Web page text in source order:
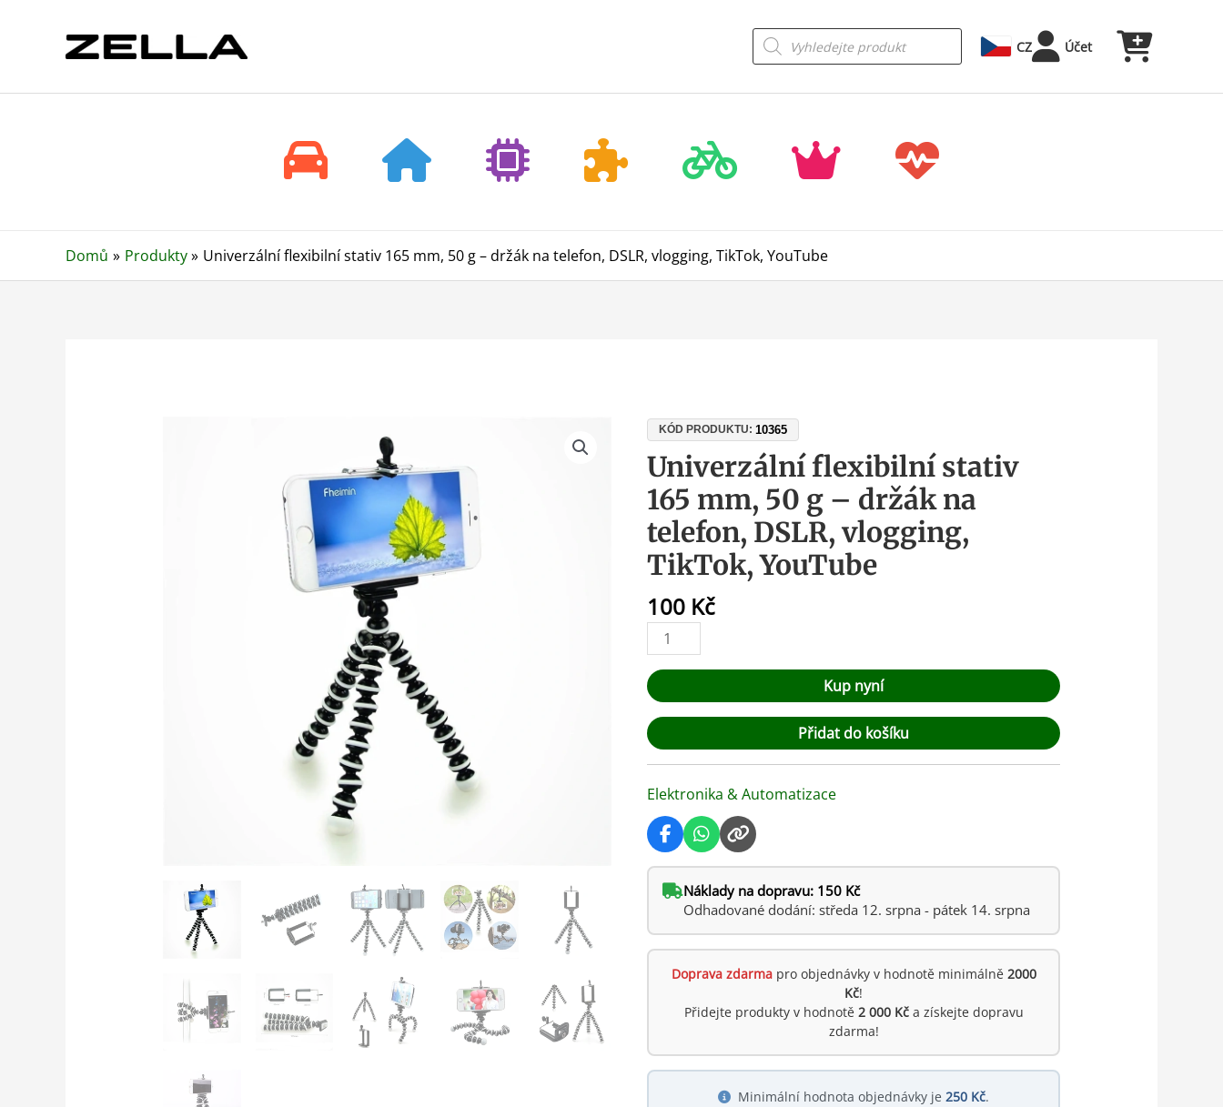
Products
search CZ Účet
Domů Produkty Univerzální flexibilní stativ 165 mm, 50 g – držák na telefon, DSLR, vlogging, TikTok, YouTube
KÓD PRODUKTU:10365
Univerzální flexibilní stativ
165 mm, 50 g – držák na
telefon, DSLR, vlogging,
TikTok, YouTube
100 Kč
Univerzální
flexibilní
stativ
165
mm,
50
g
držák
telefon,
DSLR,
vlogging,
TikTok,
YouTube
množství
Kup nyní
Přidat do košíku
Elektronika & Automatizace
Náklady na dopravu: 150 Kč
Odhadované dodání: středa 12. srpna - pátek 14. srpna
Doprava zdarmapro objednávky v hodnotě minimálně 2000
Kč!
Přidejte produkty v hodnotě 2 000 Kča získejte dopravu
zdarma!
Minimální hodnota objednávky je250 Kč.